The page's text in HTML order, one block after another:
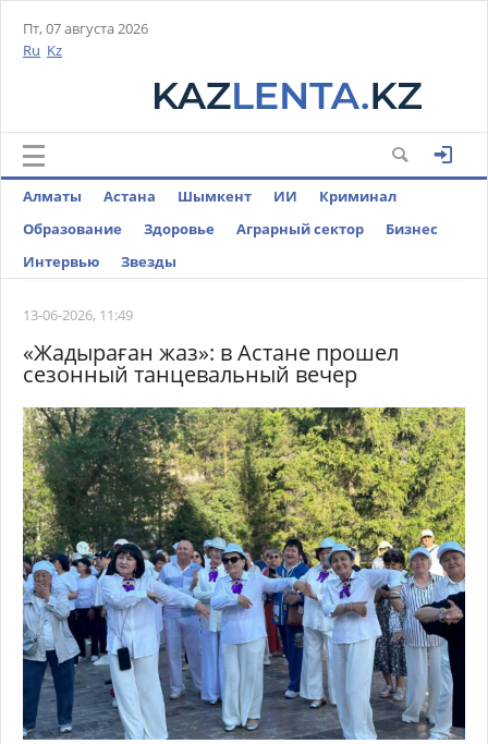
Пт, 07 августа 2026
Ru Kz
Алматы Астана Шымкент ИИ
Криминал
Образование
Здоровье Аграрный сектор
Бизнес
Интервью
Звезды
13-06-2026, 11:49
«Жадыраған жаз»: в Астане прошел
сезонный танцевальный вечер